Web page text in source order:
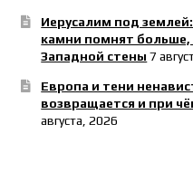
Иерусалим под
камни помнят больше,
Западной стены 7
Европа и тени
возвращается и при
августа, 2026